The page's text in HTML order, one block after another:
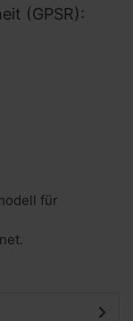
(GPSR):
für